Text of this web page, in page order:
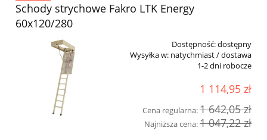
Schody strychowe Fakro LTK Energy
60x120/280
Dostępność:dostępny
Wysyłka w: natychmiast / dostawa
1-2 dni robocze
1 114,95 zł
Cena regularna:1 642,05 zł
Najniższa cena:1 047,22 zł